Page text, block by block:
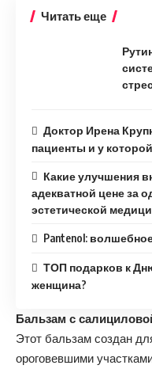
Читать еще
Доктор Ирена
пациенты и у
Какие улучшения
адекватной цене за
эстетической
Pantenol:
ТОП подарков к
женщина?
Бальзам с
Этот бальзам создан
ороговевшими